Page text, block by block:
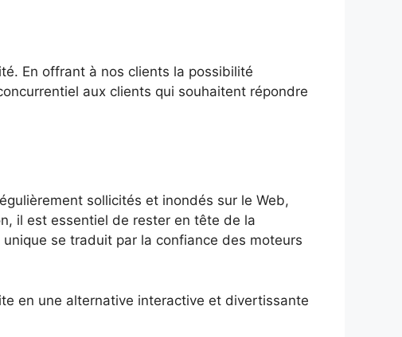
En offrant à nos clients la possibilité
aux clients qui souhaitent répondre
sollicités et inondés sur le Web,
il est essentiel de rester en tête de la
se traduit par la confiance des moteurs
en une alternative interactive et divertissante